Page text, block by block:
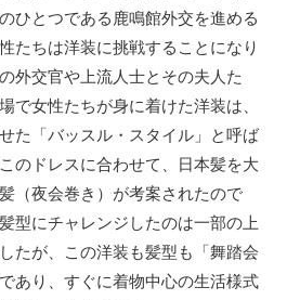
ひとつである鹿鳴館外交を進める
たちは洋装に挑戦することになり
外交官や上流人士とその夫人た
で女性たちが身に着けた洋装は、
た「バッスル・スタイル」と呼ば
のドレスに合わせて、日本髪を大
（夜会巻き）が考案されたので
型にチャレンジしたのは一部の上
たが、この洋装も髪型も「舞踏会
あり、すぐに着物中心の生活様式